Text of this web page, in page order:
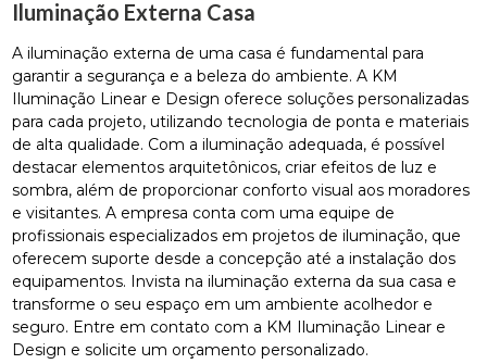
Iluminação Externa Casa
A iluminação externa de uma casa é fundamental para
garantir a segurança e a beleza do ambiente. A KM
Iluminação Linear e Design oferece soluções personalizadas
para cada projeto, utilizando tecnologia de ponta e materiais
de alta qualidade. Com a iluminação adequada, é possível
destacar elementos arquitetônicos, criar efeitos de luz e
sombra, além de proporcionar conforto visual aos moradores
e visitantes. A empresa conta com uma equipe de
profissionais especializados em projetos de iluminação, que
oferecem suporte desde a concepção até a instalação dos
equipamentos. Invista na iluminação externa da sua casa e
transforme o seu espaço em um ambiente acolhedor e
seguro. Entre em contato com a KM Iluminação Linear e
Design e solicite um orçamento personalizado.